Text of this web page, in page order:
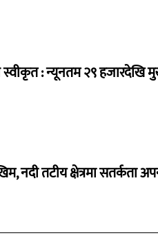
स्वीकृत : न्यूनतम २९
नदी तटीय क्षेत्रमा सतर्कता